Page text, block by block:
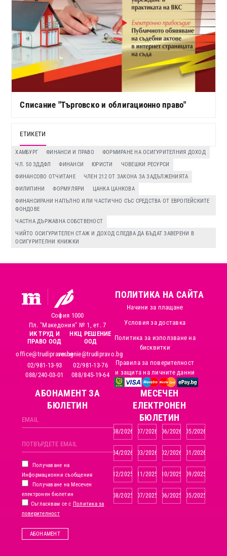
Списание "Търговско и облигационно право"
ЕТИКЕТИ
ХАМБУРГ ФИНАНСИ И ПРАВО
ФОРМИРАНЕ НА ОСИГУРИТЕЛНИЯ ДОХОД
ЧЛ. 50 ЗДДФЛ
ФИНАНСИ ЮРИСТИ
ЧОВЕШКИ РЕСУРСИ
ФИНАНСОВО ОТЧИТАНЕ
ЧЛЕН 212 ОТ ЗАКОНА ЗА ЗАДЪЛЖЕНИЯТА
ФИЛИПИНИ
ФОРМУЛЯРИ
ЦАНКА ЦАНКОВА
ФИНАНСИРАНИ НАПЪЛНО ИЛИ ЧАСТИЧНО СЪС СРЕДСТВА ОТ ЕВРОПЕЙСКИТЕ
ФОНДОВЕ
ЧАСТНА ДЪРЖАВНА СОБСТВЕНОСТ
ЧИЙТО ОСИГУРИТЕЛЕН СТАЖ И ДОХОД СЛЕДВА ДА БЪДАТ ЗАВЕРЕНИ В
ОСИГУРИТЕЛНИ КНИЖКИ
София 1000
Пл. "Македония" № 1, ет. 7
ИК ТРУД И
ПРАВО ООД
office@trudipravo.bg
02/981-13-93
088/240-03-01
НКЦ РЕШЕНИЕ
ООД
reshenie@trudipravo.bg
02/981-13-76
088/845-19-64
ПОЛИТИКА НА САЙТА
Начини за плащане
Условия за доставка
Политика за използване на
бисквитки
Правила за поверителност
и защита на личните данни
АБОНАМЕНТ ЗА
БЮЛЕТИН
Получаване на
Информационни съобщения
Получаване на Месечен
електронен бюлетин
Съгласявам се с Политика за
поверителност
АБОНАМЕНТ
MЕСЕЧЕН
ЕЛЕКТРОНЕН
БЮЛЕТИН
08/2026 07/2026 06/2026 05/2026
04/2026 03/2026 02/2026 01/2026
12/2025 11/2025 10/2025 09/2025
08/2025 07/2025 06/2025 05/2025